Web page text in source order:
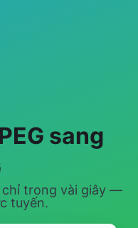
sang
chỉ trong vài giây —
tuyến.